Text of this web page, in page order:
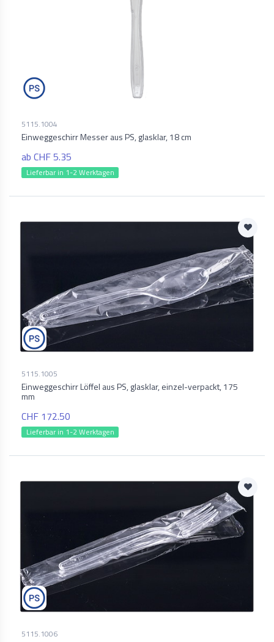
5115.1004
Einweggeschirr Messer aus PS, glasklar, 18 cm
ab CHF 5.35
Lieferbar in 1-2 Werktagen
5115.1005
Einweggeschirr Löffel aus PS, glasklar, einzel-verpackt, 175
mm
CHF 172.50
Lieferbar in 1-2 Werktagen
5115.1006